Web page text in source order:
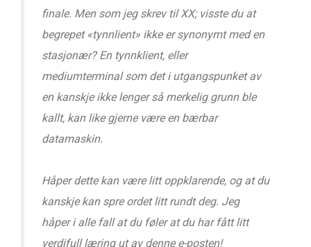
finale. Men som jeg skrev til XX; visste du at
begrepet «tynnlient» ikke er synonymt med en
stasjonær? En tynnklient, eller
mediumterminal som det i utgangspunket av
en kanskje ikke lenger så merkelig grunn ble
kallt, kan like gjerne være en bærbar
datamaskin.
Håper dette kan være litt oppklarende, og at du
kanskje kan spre ordet litt rundt deg. Jeg
håper i alle fall at du føler at du har fått litt
verdifull læring ut av denne e-posten!